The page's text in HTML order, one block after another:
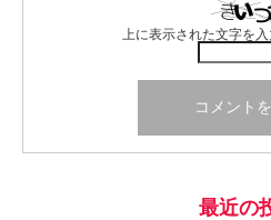
上に表示された文字を入
最近の